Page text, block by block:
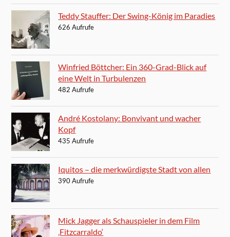
Teddy Stauffer: Der Swing-König im Paradies
626 Aufrufe
Winfried Böttcher: Ein 360-Grad-Blick auf
eine Welt in Turbulenzen
482 Aufrufe
André Kostolany: Bonvivant und wacher
Kopf
435 Aufrufe
Iquitos – die merkwürdigste Stadt von allen
390 Aufrufe
Mick Jagger als Schauspieler in dem Film
‚Fitzcarraldo‘